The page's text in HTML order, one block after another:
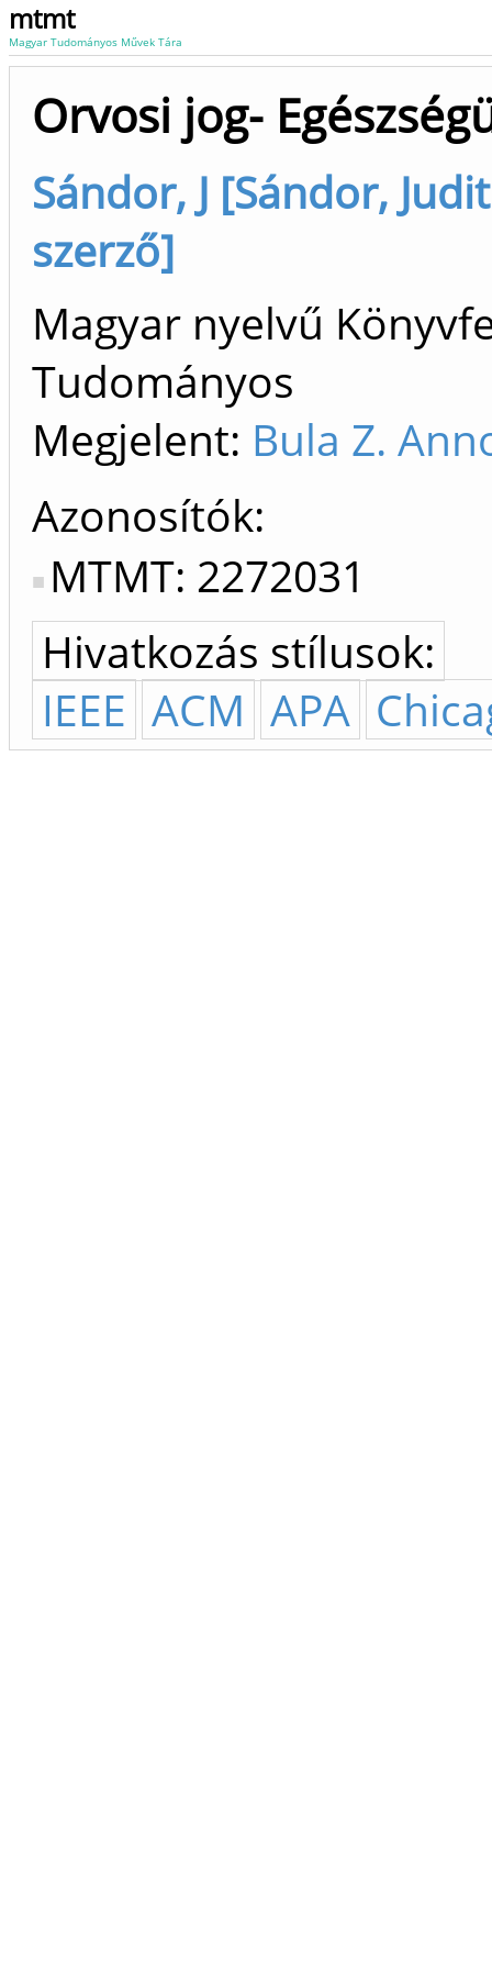
mtmt
Magyar Tudományos Művek Tára
Orvosi jog-
Sándor, J [Sándor,
szerző]
Magyar nyelvű
Tudományos
Megjelent: Bula Z.
Azonosítók
MTMT: 2272031
Hivatkozás stílusok:
IEEE ACM APA